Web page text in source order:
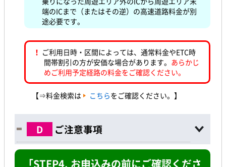
端のICまで（またはその逆）の高速道路料金が別
途必要です。
！ ご利用日時・区間によっては、通常料金やETC時
間帯割引の方が安価な場合があります。 あらかじ
めご利用予定経路の料金をご確認ください。
【⇒料金検索は こちらをご確認ください。】
D ご注意事項
「STEP4. お申込みの前にご確認くださ